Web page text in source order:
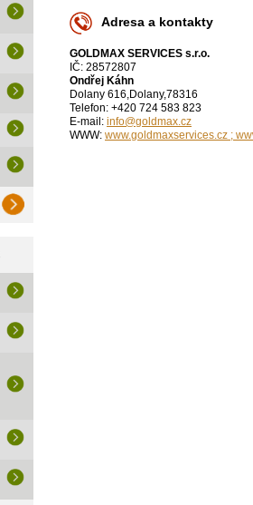
Adresa a kontakty
GOLDMAX SERVICES s.r.o.
IČ: 28572807
Ondřej Káhn
Dolany 616,Dolany,78316
Telefon: +420 724 583 823
E-mail: info@goldmax.cz
WWW: www.goldmaxservices.cz ;